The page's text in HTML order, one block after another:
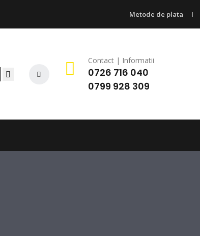
Metode de plata
Contact | Informatii
0726 716 040
0799 928 309